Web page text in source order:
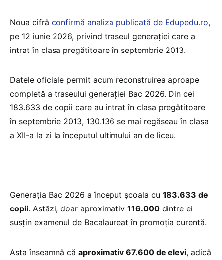
Noua cifră confirmă analiza publicată de Edupedu.ro,
pe 12 iunie 2026, privind traseul generației care a
intrat în clasa pregătitoare în septembrie 2013.
Datele oficiale permit acum reconstruirea aproape
completă a traseului generației Bac 2026. Din cei
183.633 de copii care au intrat în clasa pregătitoare
în septembrie 2013, 130.136 se mai regăseau în clasa
a XII-a la zi la începutul ultimului an de liceu.
Generația Bac 2026 a început școala cu 183.633 de
copii. Astăzi, doar aproximativ 116.000 dintre ei
susțin examenul de Bacalaureat în promoția curentă.
Asta înseamnă că aproximativ 67.600 de elevi, adică